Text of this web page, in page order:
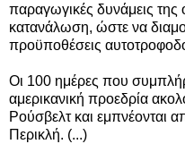
παραγωγικές δυνάμεις της
κατανάλωση, ώστε να
προϋποθέσεις
Οι 100 ημέρες που
αμερικανική προεδρία
Ρούσβελτ και εμπνέονται
Περικλή. (...)